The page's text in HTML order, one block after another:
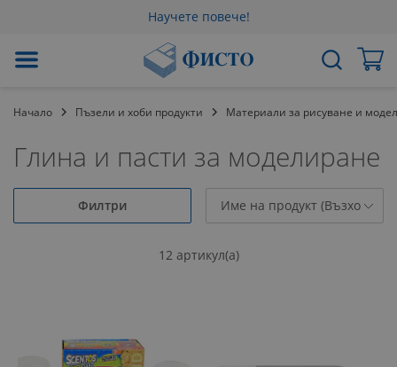
Научете повече!
към
Търсене
Начало Пъзели и хоби продукти Материали за рисуване и
Глина и пасти за моделиране
Филтри
12 артикул(a)